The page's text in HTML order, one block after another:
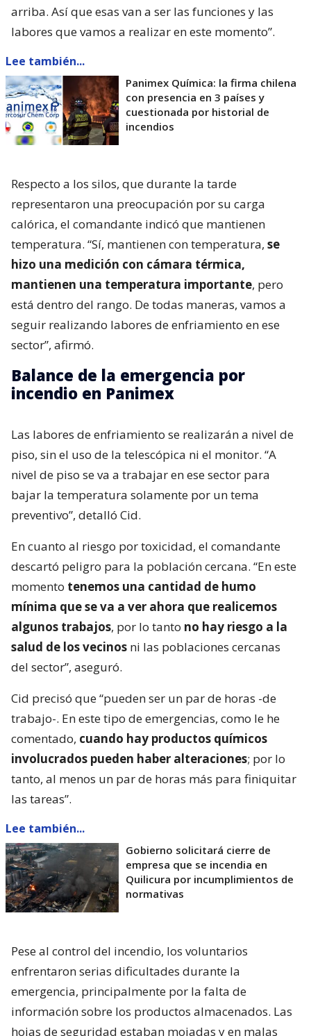
arriba. Así que esas van a ser las funciones y las
labores que vamos a realizar en este momento”.
Lee también...
Panimex Química: la firma chilena
con presencia en 3 países y
cuestionada por historial de
incendios
Respecto a los silos, que durante la tarde
representaron una preocupación por su carga
calórica, el comandante indicó que mantienen
temperatura. “Sí, mantienen con temperatura, se
hizo una medición con cámara térmica,
mantienen una temperatura importante, pero
está dentro del rango. De todas maneras, vamos a
seguir realizando labores de enfriamiento en ese
sector”, afirmó.
Balance de la emergencia por
incendio en Panimex
Las labores de enfriamiento se realizarán a nivel de
piso, sin el uso de la telescópica ni el monitor. “A
nivel de piso se va a trabajar en ese sector para
bajar la temperatura solamente por un tema
preventivo”, detalló Cid.
En cuanto al riesgo por toxicidad, el comandante
descartó peligro para la población cercana. “En este
momento tenemos una cantidad de humo
mínima que se va a ver ahora que realicemos
algunos trabajos, por lo tanto no hay riesgo a la
salud de los vecinos ni las poblaciones cercanas
del sector”, aseguró.
Cid precisó que “pueden ser un par de horas -de
trabajo-. En este tipo de emergencias, como le he
comentado, cuando hay productos químicos
involucrados pueden haber alteraciones; por lo
tanto, al menos un par de horas más para finiquitar
las tareas”.
Lee también...
Gobierno solicitará cierre de
empresa que se incendia en
Quilicura por incumplimientos de
normativas
Pese al control del incendio, los voluntarios
enfrentaron serias dificultades durante la
emergencia, principalmente por la falta de
información sobre los productos almacenados. Las
hojas de seguridad estaban mojadas y en malas